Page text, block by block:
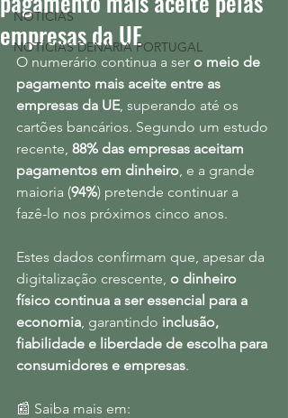
NOTÍCIAS
NOTÍCIAS DENÁRIA PORTUGAL
empresas da UE
O numerário continua a ser o meio de
pagamento mais aceite entre as
empresas da UE, superando até os
cartões bancários. Segundo um estudo
recente, 88% das empresas aceitam
pagamentos em dinheiro, e a grande
maioria (94%) pretende continuar a
fazê-lo nos próximos cinco anos.
Estes dados confirmam que, apesar da
digitalização crescente, o dinheiro
físico continua a ser essencial para a
economia, garantindo inclusão,
fiabilidade e liberdade de escolha para
consumidores e empresas.
📰 Saiba mais em: